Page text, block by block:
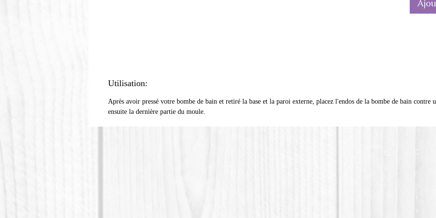
*Le
(Acide
Utilisation:
Après avoir pressé votre bombe de bain et retiré la base et la paroi externe, placez l'endos de la bombe de bain contre
ensuite la dernière partie du moule.